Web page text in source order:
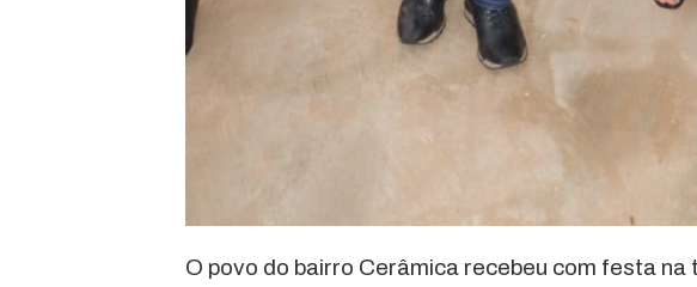
O povo do bairro Cerâmica recebeu com festa na